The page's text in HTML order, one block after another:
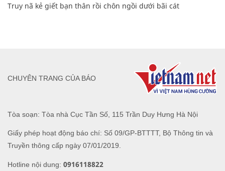
Truy nã kẻ giết bạn thân rồi chôn ngồi dưới bãi cát
Tòa soạn: Tòa nhà Cục Tần Số, 115 Trần Duy Hưng Hà Nội
Giấy phép hoạt động báo chí: Số 09/GP-BTTTT, Bộ Thông tin và
Truyền thông cấp ngày 07/01/2019.
Hotline nội dung: 0916118822
CHUYÊN TRANG CỦA BÁO